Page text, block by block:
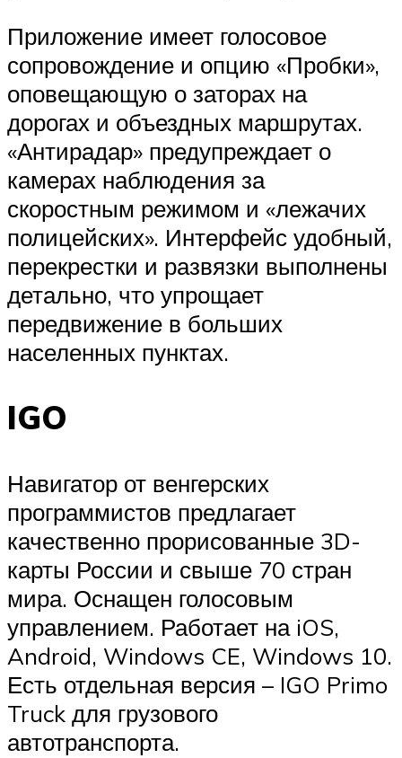
Приложение имеет голосовое
сопровождение и опцию «Пробки»,
оповещающую о заторах на
дорогах и объездных маршрутах.
«Антирадар» предупреждает о
камерах наблюдения за
скоростным режимом и «лежачих
полицейских». Интерфейс удобный,
перекрестки и развязки выполнены
детально, что упрощает
передвижение в больших
населенных пунктах.
IGO
Навигатор от венгерских
программистов предлагает
качественно прорисованные 3D-
карты России и свыше 70 стран
мира. Оснащен голосовым
управлением. Работает на iOS,
Android, Windows CE, Windows 10.
Есть отдельная версия – IGO Primo
Truck для грузового
автотранспорта.